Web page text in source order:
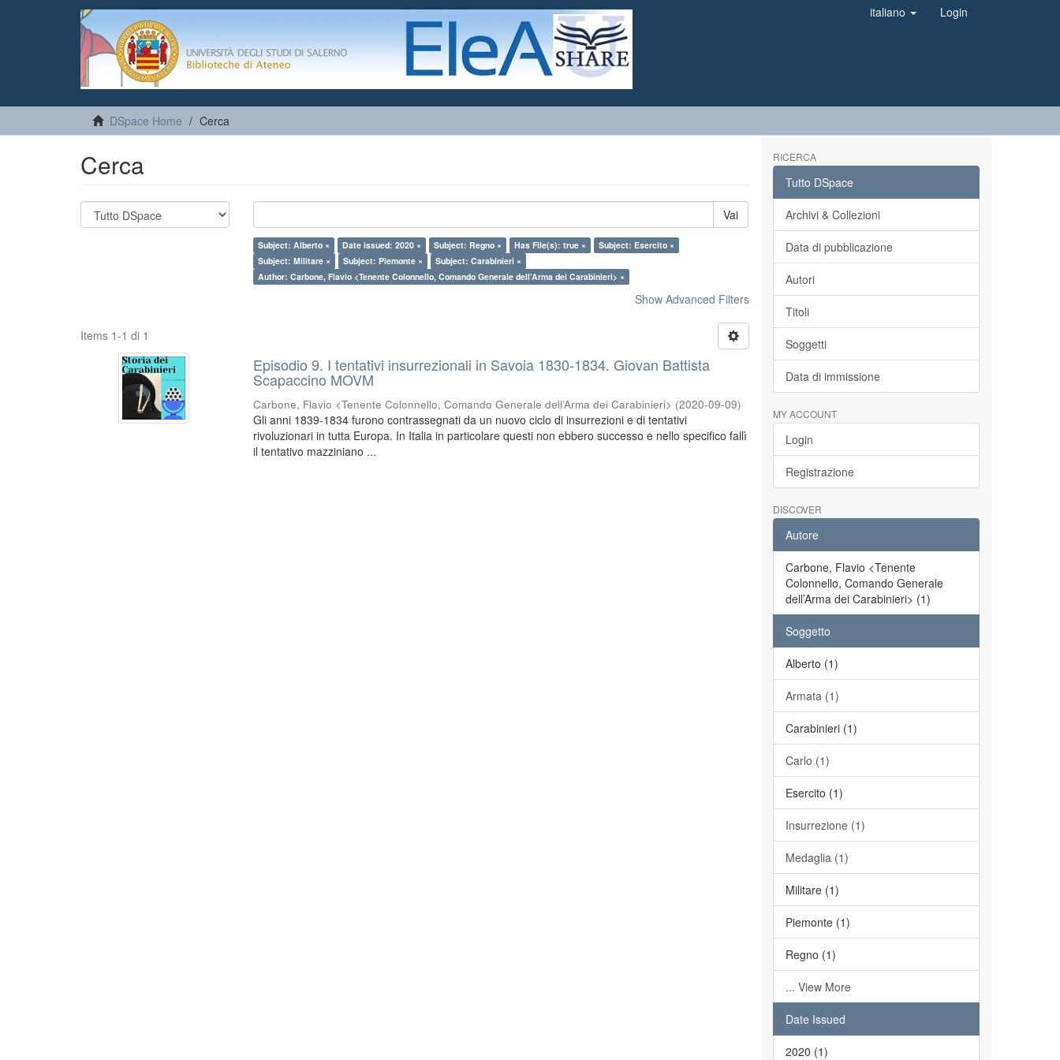
italiano Login
DSpace Home Cerca
Cerca
Vai
Subject: Alberto × Date issued: 2020 × Subject: Regno × Has File(s): true ×
Subject: Esercito ×
Subject: Militare ×
Subject: Piemonte ×
Subject: Carabinieri ×
Author: Carbone, Flavio <Tenente Colonnello, Comando Generale dell’Arma dei Carabinieri> ×
Show Advanced Filters
Items 1-1 di 1
Episodio 9. I tentativi insurrezionali in Savoia 1830-1834. Giovan Battista
Scapaccino MOVM
Carbone, Flavio <Tenente Colonnello, Comando Generale dell’Arma dei Carabinieri> (2020-09-09)
Gli anni 1839-1834 furono contrassegnati da un nuovo ciclo di insurrezioni e di tentativi
rivoluzionari in tutta Europa. In Italia in particolare questi non ebbero successo e nello specifico fallì
il tentativo mazziniano ...
RICERCA
Tutto DSpace
Archivi & Collezioni
Data di pubblicazione
Autori
Titoli
Soggetti
Data di immissione
MY ACCOUNT
Login
Registrazione
DISCOVER
Autore
Carbone, Flavio <Tenente
Colonnello, Comando Generale
dell’Arma dei Carabinieri> (1)
Soggetto
Alberto (1)
Armata (1)
Carabinieri (1)
Carlo (1)
Esercito (1)
Insurrezione (1)
Medaglia (1)
Militare (1)
Piemonte (1)
Regno (1)
... View More
Date Issued
2020 (1)